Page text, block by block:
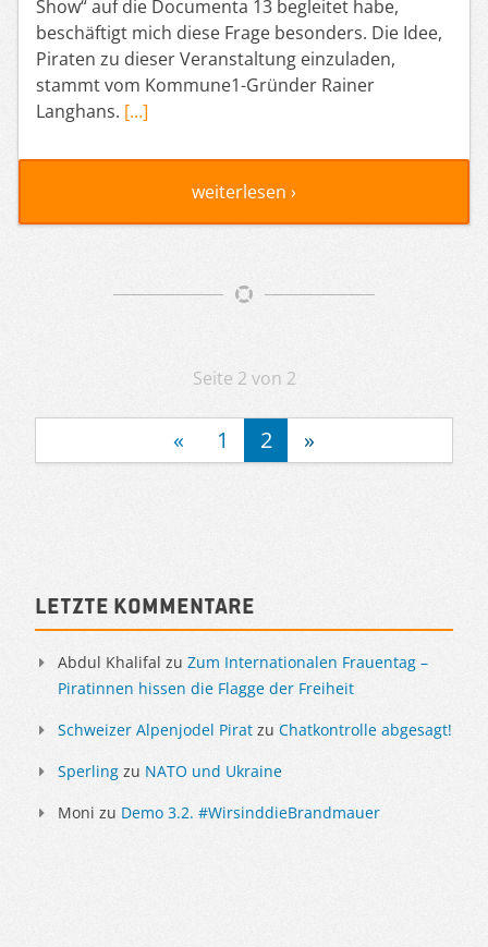
Show“ auf die Documenta 13 begleitet habe,
beschäftigt mich diese Frage besonders. Die Idee,
Piraten zu dieser Veranstaltung einzuladen,
stammt vom Kommune1-Gründer Rainer
Langhans. […]
weiterlesen ›
Artikelnavigation
Seite 2 von 2
« 1 2 »
Sidebar
Letzte Kommentare
Abdul Khalifal zu Zum Internationalen Frauentag –
Piratinnen hissen die Flagge der Freiheit
Schweizer Alpenjodel Pirat zu Chatkontrolle abgesagt!
Sperling zu NATO und Ukraine
Moni zu Demo 3.2. #WirsinddieBrandmauer